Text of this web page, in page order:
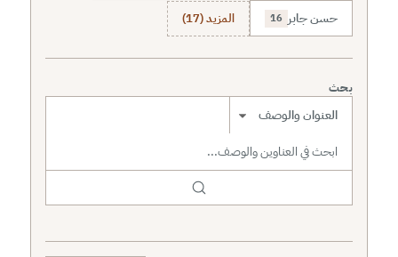
حسن جابر 16 المزيد (17)
بحث
نطاق البحث